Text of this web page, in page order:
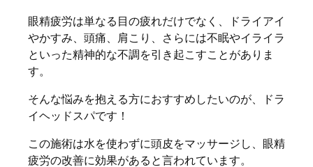
眼精疲労は単なる目の疲れだけでなく、ドライアイ
やかすみ、頭痛、肩こり、さらには不眠やイライラ
といった精神的な不調を引き起こすことがありま
す。
そんな悩みを抱える方におすすめしたいのが、ドラ
イヘッドスパです！
この施術は水を使わずに頭皮をマッサージし、眼精
疲労の改善に効果があると言われています。